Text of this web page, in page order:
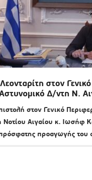
στον Γενικό
Δ/ντη Ν.
στον Γενικό
Νοτίου Αιγαίου κ. Ιωσήφ
πρόσφατης προαγωγής του